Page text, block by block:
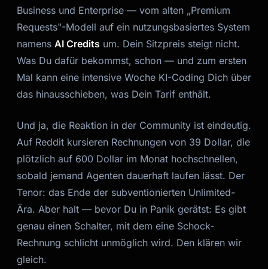
Business und Enterprise — vom alten „Premium
Requests"-Modell auf ein nutzungsbasiertes System
namens AI Credits um. Dein Sitzpreis steigt nicht.
Was Du dafür bekommst, schon — und zum ersten
Mal kann eine intensive Woche KI-Coding Dich über
das hinausschieben, was Dein Tarif enthält.
Und ja, die Reaktion in der Community ist eindeutig.
Auf Reddit kursieren Rechnungen von 39 Dollar, die
plötzlich auf 600 Dollar im Monat hochschnellen,
sobald jemand Agenten dauerhaft laufen lässt. Der
Tenor: das Ende der subventionierten Unlimited-
Ära. Aber halt — bevor Du in Panik gerätst: Es gibt
genau einen Schalter, mit dem eine Schock-
Rechnung schlicht unmöglich wird. Den klären wir
gleich.